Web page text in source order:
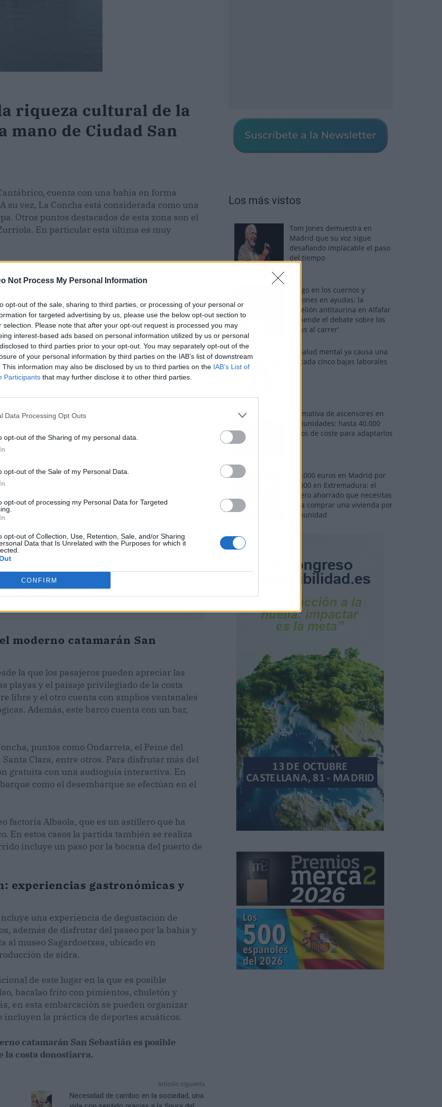
Not Process My Personal Information
opt-out of the sale, sharing to third parties, or processing of your personal or
for targeted advertising by us, please use the below opt-out section to
selection. Please note that after your opt-out request is processed you may
interest-based ads based on personal information utilized by us or personal
to third parties prior to your opt-out. You may separately opt-out of the
of your personal information by third parties on the IAB’s list of downstream
This information may also be disclosed by us to third parties on the IAB’s List of
Participants that may further disclose it to other third parties.
Data Processing Opt Outs
opt-out of the Sharing of my personal data.
opt-out of the Sale of my Personal Data.
opt-out of processing my Personal Data for Targeted
opt-out of Collection, Use, Retention, Sale, and/or Sharing
Data that Is Unrelated with the Purposes for which it
CONFIRM
riqueza cultural de la
mano de Ciudad San
cuenta con una bahía en forma
vez, La Concha está considerada como una
Otros puntos destacados de esta zona son el
En particular esta última es muy
es a bordo del barco
por la bahía y la costa de esta ciudad.
moderno catamarán San
la que los pasajeros pueden apreciar las
playas y el paisaje privilegiado de la costa
libre y el otro cuenta con amplios ventanales
Además, este barco cuenta con un bar,
puntos como Ondarreta, el Peine del
Clara, entre otros. Para disfrutar más del
gratuita con una audioguía interactiva. En
como el desembarque se efectúan en el
factoría Albaola, que es un astillero que ha
En estos casos la partida también se realiza
incluye un paso por la bocana del puerto de
experiencias gastronómicas y
una experiencia de degustación de
además de disfrutar del paseo por la bahía y
al museo Sagardoetxea, ubicado en
de sidra.
de este lugar en la que es posible
bacalao frito con pimientos, chuletón y
en esta embarcación se pueden organizar
la práctica de deportes acuáticos.
catamarán San Sebastián es posible
la costa donostiarra.
Artículo siguiente
Necesidad de cambio en la sociedad, una
Los más vistos
Tom Jones demuestra en
Madrid que su voz sigue
desafiando implacable el paso
del tiempo
Fuego en los cuernos y
millones en ayudas: la
rebelión antitaurina en Alfafar
enciende el debate sobre los
'bous al carrer'
La salud mental ya causa una
de cada cinco bajas laborales
Normativa de ascensores en
comunidades: hasta 40.000
euros de coste para adaptarlos
110.000 euros en Madrid por
31.000 en Extremadura: el
dinero ahorrado que necesitas
para comprar una vivienda por
comunidad